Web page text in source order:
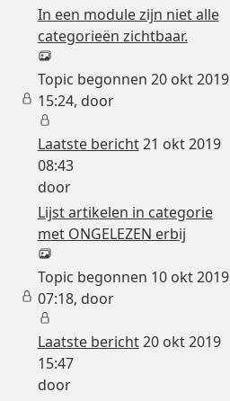
In een module zijn niet alle
categorieën zichtbaar.
Topic begonnen 20 okt 2019
15:24, door
Laatste bericht21 okt 2019
08:43
door
Lijst artikelen in categorie
met ONGELEZEN erbij
Topic begonnen 10 okt 2019
07:18, door
Laatste bericht20 okt 2019
15:47
door